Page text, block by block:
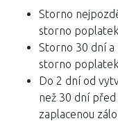
Storno
storno
Storno 30 dní
storno
Do 2 dní od
než 30 dní
zaplacenou